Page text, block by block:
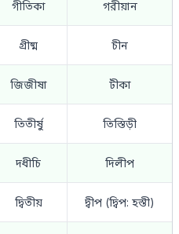
গীতিকা গরীয়ান
গ্রীষ্ম চীন
জিজীষা টীকা
তিতীর্ষু তিস্তিড়ী
দধীচি দিলীপ
দ্বিতীয় দ্বীপ (দ্বিপ: হস্তী)